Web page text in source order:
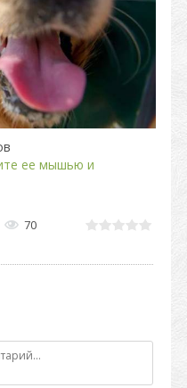
ее мышью и
70